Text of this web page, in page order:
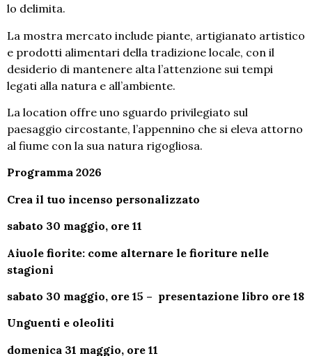
lo delimita.
La mostra mercato include piante, artigianato artistico
e prodotti alimentari della tradizione locale, con il
desiderio di mantenere alta l’attenzione sui tempi
legati alla natura e all’ambiente.
La location offre uno sguardo privilegiato sul
paesaggio circostante, l’appennino che si eleva attorno
al fiume con la sua natura rigogliosa.
Programma 2026
Crea il tuo incenso personalizzato
sabato 30 maggio, ore 11
Aiuole fiorite: come alternare le fioriture nelle
stagioni
sabato 30 maggio, ore 15 – presentazione libro ore 18
Unguenti e oleoliti
domenica 31 maggio, ore 11